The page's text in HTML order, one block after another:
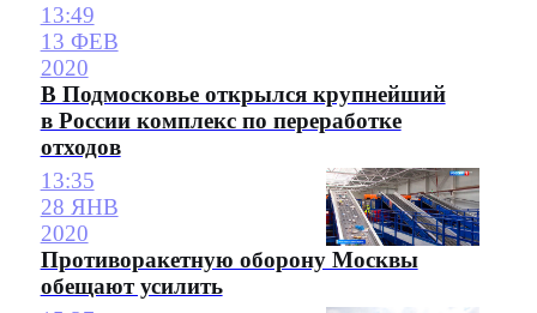
13:49
13 ФЕВ
2020
В Подмосковье открылся крупнейший
в России комплекс по переработке
отходов
13:35
28 ЯНВ
2020
Противоракетную оборону Москвы
обещают усилить